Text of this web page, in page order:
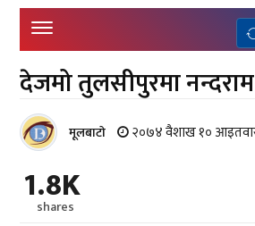
देजमो तुलसीपुरमा
मूलबाटाे २०७४ वैशाख १०
1.8K
shares